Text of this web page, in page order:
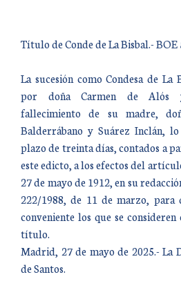
Título de Conde de La Bisbal.- BOE
La sucesión como Condesa de
por doña Carmen de Alós
fallecimiento de su madre,
Balderrábano y Suárez Inclán,
plazo de treinta días, contados a
este edicto, a los efectos del
27 de mayo de 1912, en su
222/1988, de 11 de marzo,
conveniente los que se
título.
Madrid, 27 de mayo de 2025.- La
de Santos.